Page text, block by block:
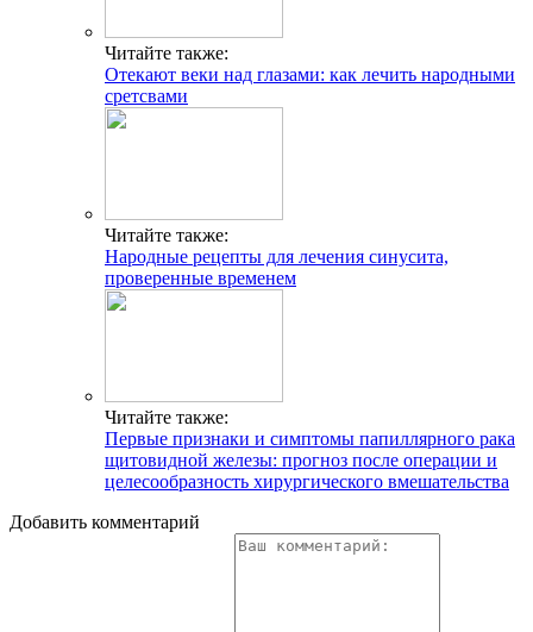
Читайте также:
Отекают веки над глазами: как лечить народными
сретсвами
Читайте также:
Народные рецепты для лечения синусита,
проверенные временем
Читайте также:
Первые признаки и симптомы папиллярного рака
щитовидной железы: прогноз после операции и
целесообразность хирургического вмешательства
Добавить комментарий